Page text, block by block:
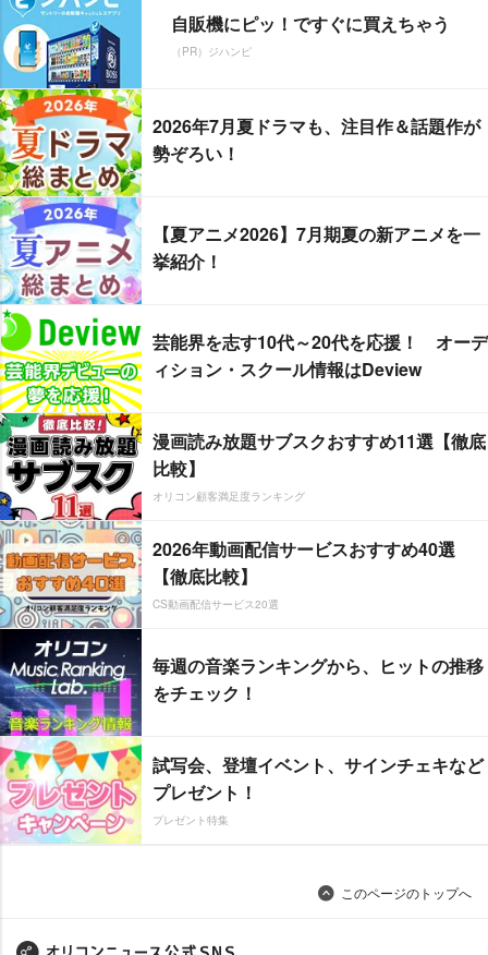
自販機にピッ！ですぐに買えちゃう
（PR）ジハンピ
2026年7月夏ドラマも、注目作＆話題作が
勢ぞろい！
【夏アニメ2026】7月期夏の新アニメを一
挙紹介！
芸能界を志す10代～20代を応援！ オーデ
ィション・スクール情報はDeview
漫画読み放題サブスクおすすめ11選【徹底
比較】
オリコン顧客満足度ランキング
2026年動画配信サービスおすすめ40選
【徹底比較】
CS動画配信サービス20選
毎週の音楽ランキングから、ヒットの推移
をチェック！
試写会、登壇イベント、サインチェキなど
プレゼント！
プレゼント特集
このページのトップへ